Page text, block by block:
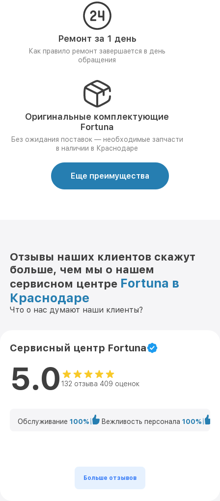
Ремонт за 1 день
Как правило ремонт завершается в день
обращения
Оригинальные комплектующие
Fortuna
Без ожидания поставок — необходимые запчасти
в наличии в Краснодаре
Еще преимущества
Отзывы наших клиентов скажут
больше, чем мы о нашем
сервисном центре Fortuna в
Краснодаре
Что о нас думают наши клиенты?
Сервисный центр Fortuna
5.0 132 отзыва 409 оценок
Обслуживание 100% Вежливость персонала 100%
Больше отзывов